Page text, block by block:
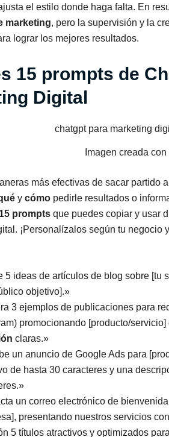
el estilo donde haga falta. En
marketing, pero la supervisión y la
lograr los mejores resultados.
15 prompts de
Digital
Imagen creada con
más efectivas de sacar partido
y cómopedirle resultados o
15 prompts que puedes copiar y usar
¡Personalízalos según tu negocio
5 ideas de artículos de blog sobre [tu
objetivo].»
3 ejemplos de publicaciones para
promocionando [producto/
claras.»
un anuncio de Google Ads para
de hasta 30 caracteres y una
un correo electrónico de
presentando nuestros servicios
5 títulos atractivos y optimizados